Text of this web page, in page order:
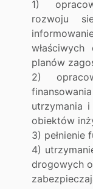
1)
rozwoju
planów
2)
utrzymania
obiektów
3) pełnienie
4)
drogowych